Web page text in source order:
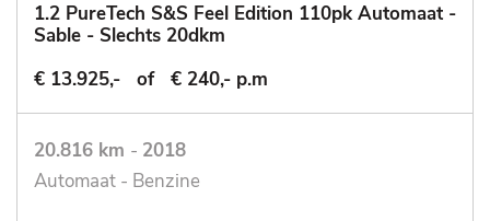
1.2 PureTech S&S Feel Edition 110pk Automaat -
Sable - Slechts 20dkm
€ 13.925,-
of € 240,- p.m
20.816 km - 2018
Automaat - Benzine